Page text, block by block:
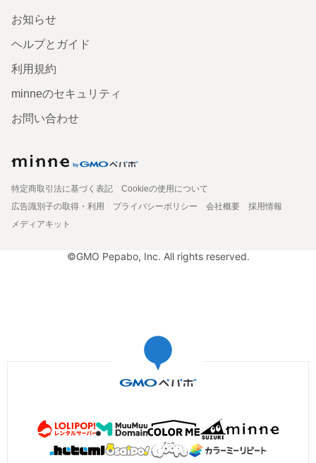
お知らせ
ヘルプとガイド
利用規約
minneのセキュリティ
お問い合わせ
特定商取引法に基づく表記
Cookieの使用について
広告識別子の取得・利用
プライバシーポリシー 会社概要
採用情報
メディアキット
©GMO Pepabo, Inc. All rights reserved.